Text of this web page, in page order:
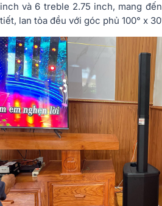
inch và 6 treble 2.75 inch, mang
tiết, lan tỏa đều với góc phủ 100° x